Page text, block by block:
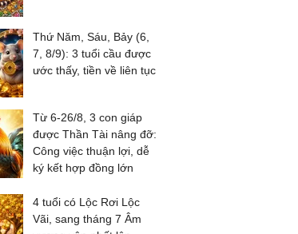
Thứ Năm, Sáu, Bảy (6,
7, 8/9): 3 tuổi cầu được
ước thấy, tiền về liên tục
Từ 6-26/8, 3 con giáp
được Thần Tài nâng đỡ:
Công việc thuận lợi, dễ
ký kết hợp đồng lớn
4 tuổi có Lộc Rơi Lộc
Vãi, sang tháng 7 Âm